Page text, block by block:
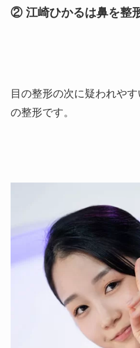
② 江崎ひかるは鼻を整
目の整形の次に疑われや
の整形です。